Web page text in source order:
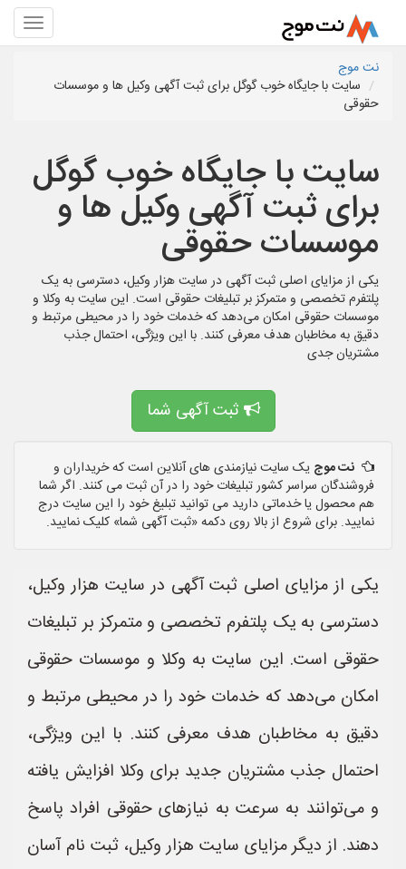
نت موج
سایت با جایگاه خوب گوگل برای ثبت آگهی وکیل ها و موسسات
حقوقی
سایت با جایگاه خوب گوگل
برای ثبت آگهی وکیل ها و
موسسات حقوقی
یکی از مزایای اصلی ثبت آگهی در سایت هزار وکیل، دسترسی به یک
پلتفرم تخصصی و متمرکز بر تبلیغات حقوقی است. این سایت به وکلا و
موسسات حقوقی امکان می‌دهد که خدمات خود را در محیطی مرتبط و
دقیق به مخاطبان هدف معرفی کنند. با این ویژگی، احتمال جذب
مشتریان جدی
ثبت آگهی شما
نت موج یک سایت نیازمندی های آنلاین است که خریداران و
فروشندگان سراسر کشور تبلیغات خود را در آن ثبت می کنند. اگر شما
هم محصول یا خدماتی دارید می توانید تبلیغ خود را این سایت درج
نمایید. برای شروع از بالا روی دکمه «ثبت آگهی شما» کلیک نمایید.
یکی از مزایای اصلی ثبت آگهی در سایت هزار وکیل،
دسترسی به یک پلتفرم تخصصی و متمرکز بر تبلیغات
حقوقی است. این سایت به وکلا و موسسات حقوقی
امکان می‌دهد که خدمات خود را در محیطی مرتبط و
دقیق به مخاطبان هدف معرفی کنند. با این ویژگی،
احتمال جذب مشتریان جدید برای وکلا افزایش یافته
و می‌توانند به سرعت به نیازهای حقوقی افراد پاسخ
دهند. از دیگر مزایای سایت هزار وکیل، ثبت نام آسان